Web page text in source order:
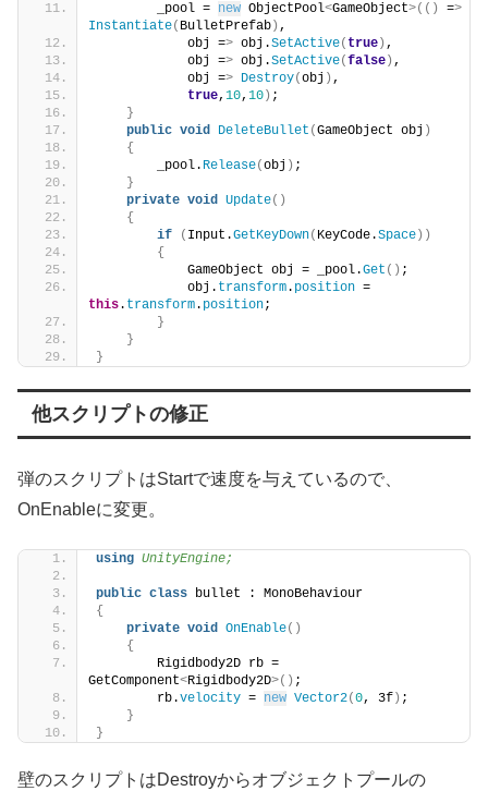
        _pool =
new ObjectPool<GameObject>(() =>
Instantiate( BulletPrefab ) ,
            obj =
> obj.SetActive( true ) ,
            obj =
> obj.SetActive(false ) ,
            obj =
> Destroy(obj ) ,
true, 10, 10 ) ;
}
public void DeleteBullet (GameObject obj )
{
        _pool.
Release(obj ) ;
}
private void Update()
{
if
( Input.GetKeyDown( KeyCode.Space ))
{
            GameObject obj = _pool.
Get () ;
            obj.
transform. position
this. transform. position;
}
}
}
他スクリプトの修正
弾のスクリプトはStartで速度を与えているので、
OnEnableに変更。
using UnityEngine;
public class bullet : MonoBehaviour
{
private void OnEnable()
{
        Rigidbody2D rb =
GetComponent<Rigidbody2D>() ;
        rb.
velocity = new Vector2(0, 3f ) ;
}
}
壁のスクリプトはDestroyからオブジェクトプールの